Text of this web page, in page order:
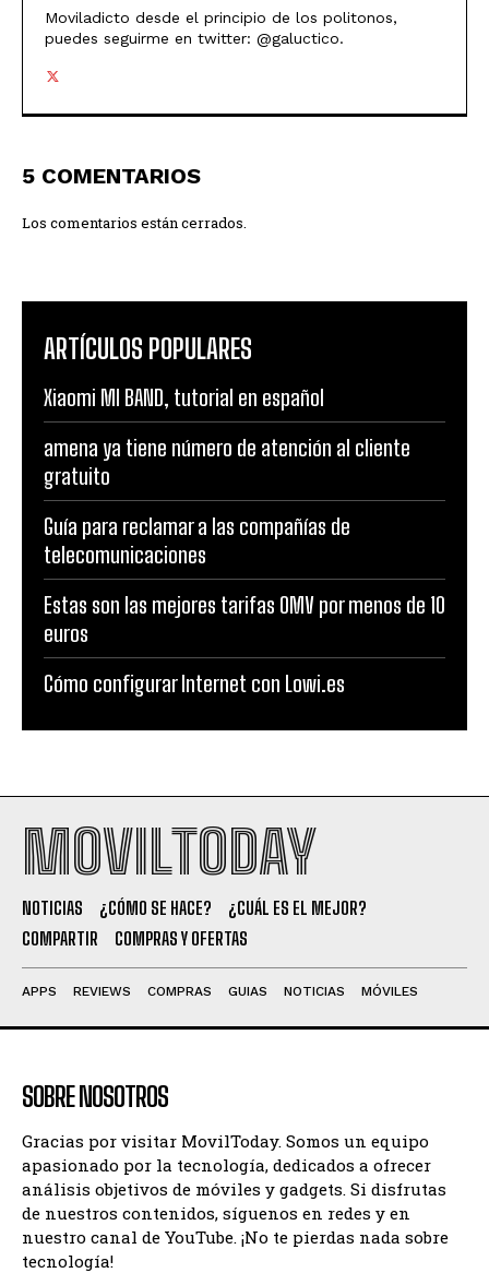
Moviladicto desde el principio de los politonos,
puedes seguirme en twitter: @galuctico.
5 COMENTARIOS
Los comentarios están cerrados.
ARTÍCULOS POPULARES
Xiaomi MI BAND, tutorial en español
amena ya tiene número de atención al cliente
gratuito
Guía para reclamar a las compañías de
telecomunicaciones
Estas son las mejores tarifas OMV por menos de 10
euros
Cómo configurar Internet con Lowi.es
MOVILTODAY
NOTICIAS ¿CÓMO SE HACE?
¿CUÁL ES EL MEJOR?
COMPARTIR
COMPRAS Y OFERTAS
APPS REVIEWS COMPRAS GUIAS NOTICIAS MÓVILES
SOBRE NOSOTROS
Gracias por visitar MovilToday. Somos un equipo
apasionado por la tecnología, dedicados a ofrecer
análisis objetivos de móviles y gadgets. Si disfrutas
de nuestros contenidos, síguenos en redes y en
nuestro canal de YouTube. ¡No te pierdas nada sobre
tecnología!